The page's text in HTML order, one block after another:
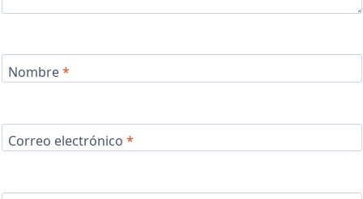
Nombre*
Correo electrónico *